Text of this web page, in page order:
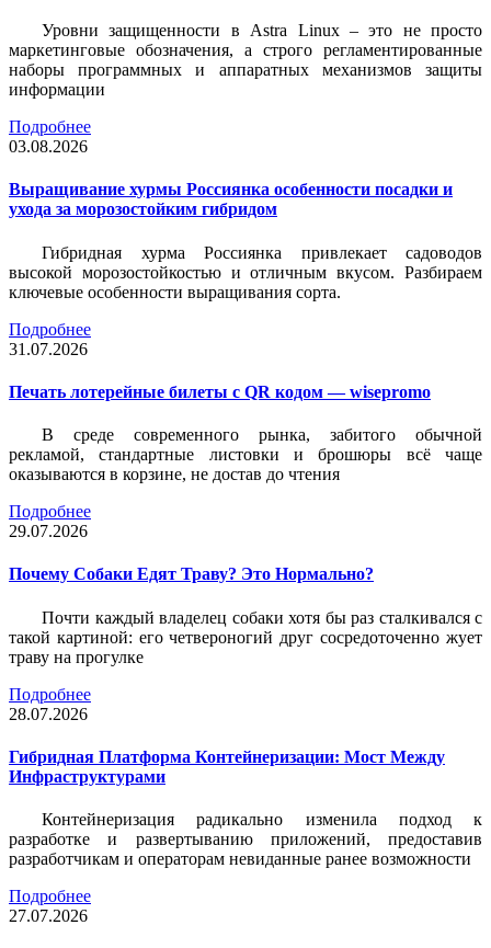
Уровни защищенности в Astra Linux – это не просто
маркетинговые обозначения, а строго регламентированные
наборы программных и аппаратных механизмов защиты
информации
Подробнее
03.08.2026
Выращивание хурмы Россиянка особенности посадки и
ухода за морозостойким гибридом
Гибридная хурма Россиянка привлекает садоводов
высокой морозостойкостью и отличным вкусом. Разбираем
ключевые особенности выращивания сорта.
Подробнее
31.07.2026
Печать лотерейные билеты c QR кодом — wisepromo
В среде современного рынка, забитого обычной
рекламой, стандартные листовки и брошюры всё чаще
оказываются в корзине, не достав до чтения
Подробнее
29.07.2026
Почему Собаки Едят Траву? Это Нормально?
Почти каждый владелец собаки хотя бы раз сталкивался с
такой картиной: его четвероногий друг сосредоточенно жует
траву на прогулке
Подробнее
28.07.2026
Гибридная Платформа Контейнеризации: Мост Между
Инфраструктурами
Контейнеризация радикально изменила подход к
разработке и развертыванию приложений, предоставив
разработчикам и операторам невиданные ранее возможности
Подробнее
27.07.2026